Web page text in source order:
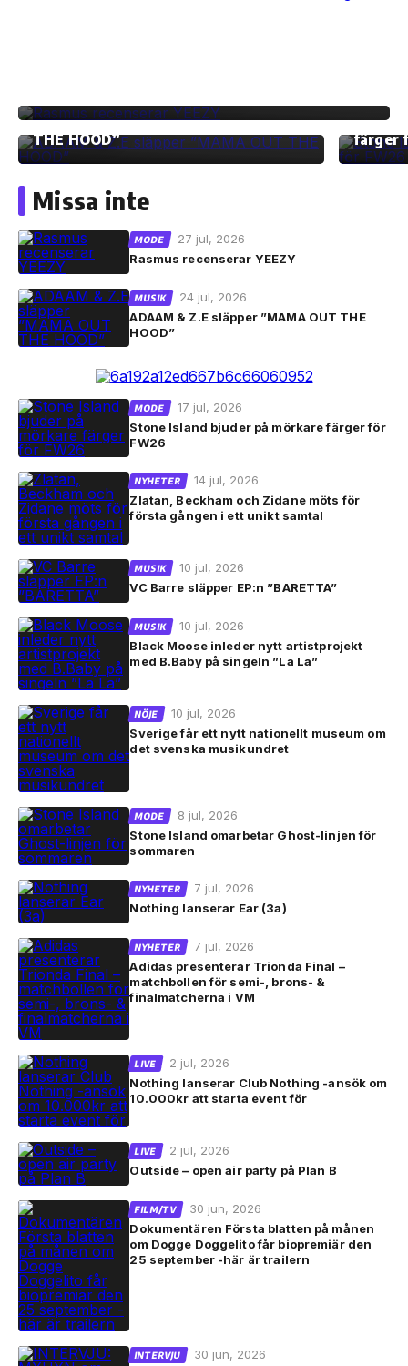
content
ADAAM & Z.E släpper ”MAMA OUT
THE HOOD”
Stone
färger
Missa inte
MODE
27 jul, 2026
Rasmus recenserar YEEZY
MUSIK
24 jul, 2026
ADAAM & Z.E släpper ”MAMA OUT THE
HOOD”
MODE
17 jul, 2026
Stone Island bjuder på mörkare färger för
FW26
NYHETER
14 jul, 2026
Zlatan, Beckham och Zidane möts för
första gången i ett unikt samtal
MUSIK
10 jul, 2026
VC Barre släpper EP:n ”BARETTA”
MUSIK
10 jul, 2026
Black Moose inleder nytt artistprojekt
med B.Baby på singeln ”La La”
NÖJE
10 jul, 2026
Sverige får ett nytt nationellt museum om
det svenska musikundret
MODE
8 jul, 2026
Stone Island omarbetar Ghost-linjen för
sommaren
NYHETER
7 jul, 2026
Nothing lanserar Ear (3a)
NYHETER
7 jul, 2026
Adidas presenterar Trionda Final –
matchbollen för semi-, brons- &
finalmatcherna i VM
LIVE
2 jul, 2026
Nothing lanserar Club Nothing -ansök om
10.000kr att starta event för
LIVE
2 jul, 2026
Outside – open air party på Plan B
FILM/TV
30 jun, 2026
Dokumentären Första blatten på månen
om Dogge Doggelito får biopremiär den
25 september -här är trailern
INTERVJU
30 jun, 2026